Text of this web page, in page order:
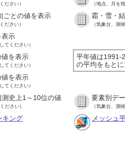
ださい） （地点、月を
ごとの値を表示
ださい）
霜・雪・
（気象台、測
表示
てください）
平年値は1991-
の平均をもとに
値を表示
てください）
値を表示
てください）
史上1～10位の値
ださい）
要素別デ
（気象台、測
キング メッシュ